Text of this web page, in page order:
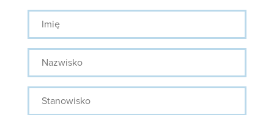
Imię
Nazwisko
Stanowisko